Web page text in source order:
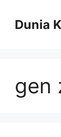
contentDunia
gen